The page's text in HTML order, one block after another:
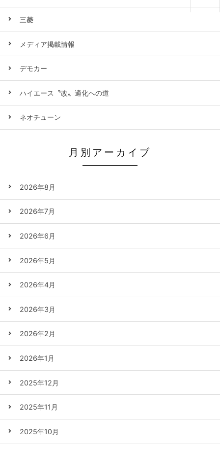
三菱
メディア掲載情報
デモカー
ハイエース〝改〟適化への道
ネオチューン
月別アーカイブ
2026年8月
2026年7月
2026年6月
2026年5月
2026年4月
2026年3月
2026年2月
2026年1月
2025年12月
2025年11月
2025年10月